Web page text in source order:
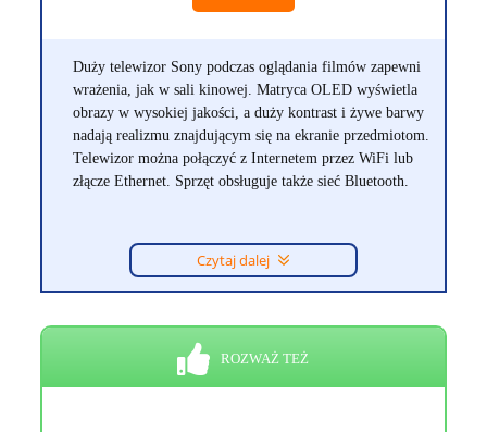
Duży telewizor Sony podczas oglądania filmów zapewni
wrażenia, jak w sali kinowej. Matryca OLED wyświetla
obrazy w wysokiej jakości, a duży kontrast i żywe barwy
nadają realizmu znajdującym się na ekranie przedmiotom.
Telewizor można połączyć z Internetem przez WiFi lub
złącze Ethernet. Sprzęt obsługuje także sieć Bluetooth.
Czytaj dalej
ROZWAŻ TEŻ